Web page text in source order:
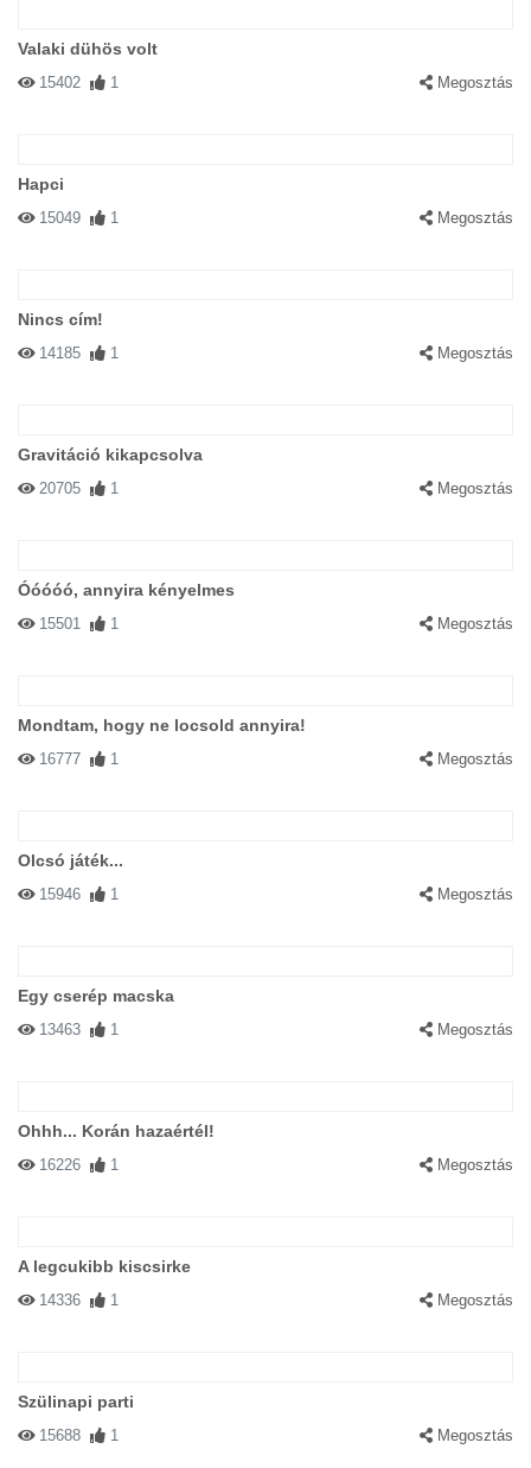
Valaki dühös volt
15402 1 Megosztás
Hapci
15049 1 Megosztás
Nincs cím!
14185 1 Megosztás
Gravitáció kikapcsolva
20705 1 Megosztás
Óóóóó, annyira kényelmes
15501 1 Megosztás
Mondtam, hogy ne locsold annyira!
16777 1 Megosztás
Olcsó játék...
15946 1 Megosztás
Egy cserép macska
13463 1 Megosztás
Ohhh... Korán hazaértél!
16226 1 Megosztás
A legcukibb kiscsirke
14336 1 Megosztás
Szülinapi parti
15688 1 Megosztás